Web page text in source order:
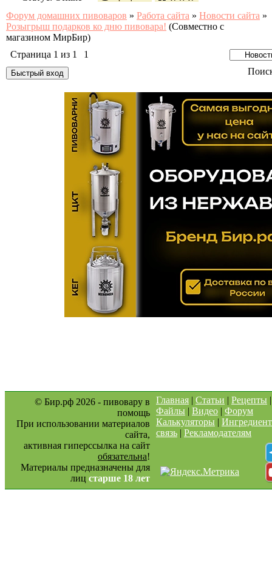
Форум домашних пивоваров » Работа сайта » Новости сайта »
Розыгрыш подарков ко дню пивовара! (Совместно с
магазином МирБир)
Страница 1 из 1
1
© Бир.рф 2026 - пивовару в
помощь
При использовании материалов
сайта,
активная гиперссылка на сайт
обязательна!
Материалы предназначены для
лиц старше 18 лет
Главная | Статьи | Рецепты
Файлы | Видео | Форум
Калькуляторы |
связь | Рекламодателям